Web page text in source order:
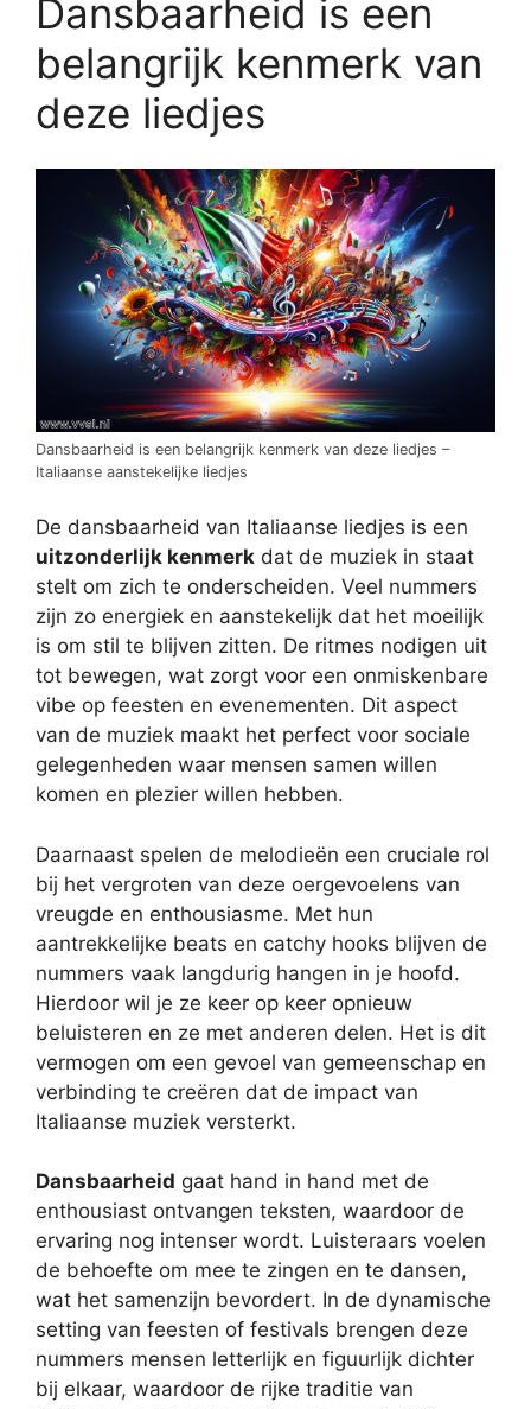
Dansbaarheid is een
belangrijk kenmerk van
deze liedjes
Dansbaarheid is een belangrijk kenmerk van deze liedjes –
Italiaanse aanstekelijke liedjes
De dansbaarheid van Italiaanse liedjes is een
uitzonderlijk kenmerk dat de muziek in staat
stelt om zich te onderscheiden. Veel nummers
zijn zo energiek en aanstekelijk dat het moeilijk
is om stil te blijven zitten. De ritmes nodigen uit
tot bewegen, wat zorgt voor een onmiskenbare
vibe op feesten en evenementen. Dit aspect
van de muziek maakt het perfect voor sociale
gelegenheden waar mensen samen willen
komen en plezier willen hebben.
Daarnaast spelen de melodieën een cruciale rol
bij het vergroten van deze oergevoelens van
vreugde en enthousiasme. Met hun
aantrekkelijke beats en catchy hooks blijven de
nummers vaak langdurig hangen in je hoofd.
Hierdoor wil je ze keer op keer opnieuw
beluisteren en ze met anderen delen. Het is dit
vermogen om een gevoel van gemeenschap en
verbinding te creëren dat de impact van
Italiaanse muziek versterkt.
Dansbaarheid gaat hand in hand met de
enthousiast ontvangen teksten, waardoor de
ervaring nog intenser wordt. Luisteraars voelen
de behoefte om mee te zingen en te dansen,
wat het samenzijn bevordert. In de dynamische
setting van feesten of festivals brengen deze
nummers mensen letterlijk en figuurlijk dichter
bij elkaar, waardoor de rijke traditie van